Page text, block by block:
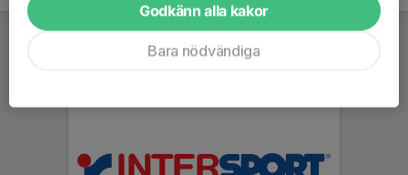
Godkänn alla kakor
Bara nödvändiga